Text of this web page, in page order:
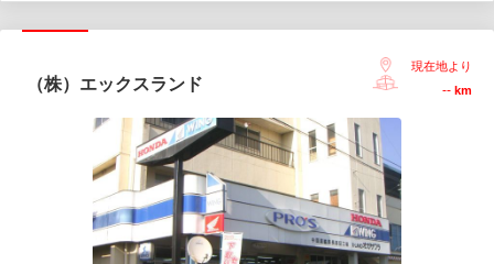
（株）エックスランド
現在地より
-- km